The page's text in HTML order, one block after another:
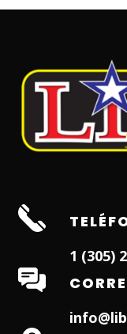
1 (305)